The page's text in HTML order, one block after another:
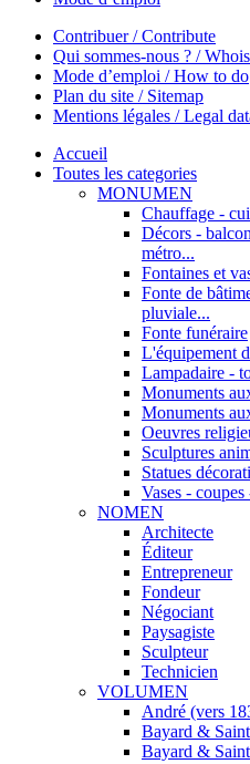
Contribuer / Contribute
Qui sommes-nous ? /
Mode d’emploi / How to do
Plan du site / Sitemap
Mentions légales / Legal
Accueil
Toutes les categories
MONUMEN
Chauffage -
Décors -
métro...
Fontaines et
Fonte de
pluviale...
Fonte funéraire
L'équipement
Lampadaire -
Monuments
Monuments
Oeuvres
Sculptures
Statues
Vases - coupes
NOMEN
Architecte
Éditeur
Entrepreneur
Fondeur
Négociant
Paysagiste
Sculpteur
Technicien
VOLUMEN
André (vers
Bayard &
Bayard &